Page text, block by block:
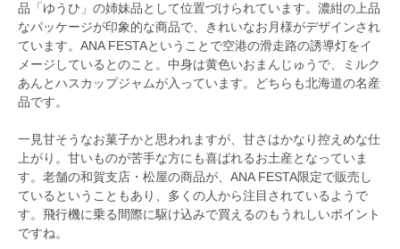
品「ゆうひ」の姉妹品として位置づけられています。濃紺の上品
なパッケージが印象的な商品で、きれいなお月様がデザインされ
ています。ANA FESTAということで空港の滑走路の誘導灯をイ
メージしているとのこと。中身は黄色いおまんじゅうで、ミルク
あんとハスカップジャムが入っています。どちらも北海道の名産
品です。
一見甘そうなお菓子かと思われますが、甘さはかなり控えめな仕
上がり。甘いものが苦手な方にも喜ばれるお土産となっていま
す。老舗の和賀支店・松屋の商品が、ANA FESTA限定で販売し
ているということもあり、多くの人から注目されているようで
す。飛行機に乗る間際に駆け込みで買えるのもうれしいポイント
ですね。